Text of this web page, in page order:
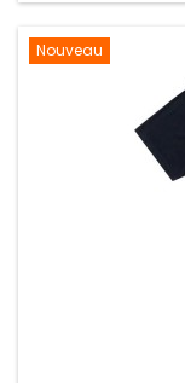
Nouveau